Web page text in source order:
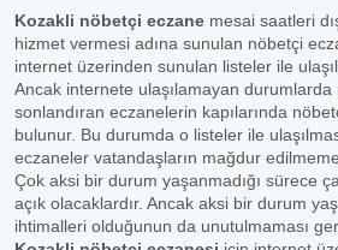
Kozakli nöbetçi eczane mesai saatleri
hizmet vermesi adına sunulan nöbetçi
internet üzerinden sunulan listeler ile
Ancak internete ulaşılamayan
sonlandıran eczanelerin kapılarında
bulunur. Bu durumda o listeler ile
eczaneler vatandaşların mağdur
Çok aksi bir durum yaşanmadığı sürece
açık olacaklardır. Ancak aksi bir durum
ihtimalleri olduğunun da unutulmaması